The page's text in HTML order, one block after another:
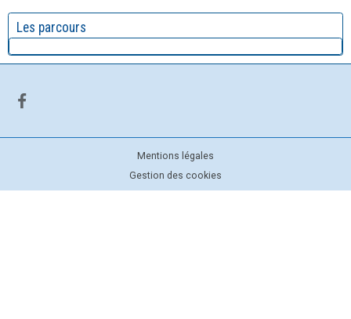
Les parcours
Mentions légales
Gestion des cookies